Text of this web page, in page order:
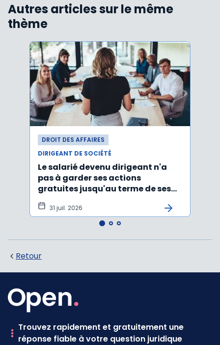
Autres articles sur le même
thème
DROIT DES AFFAIRES
DIRIGEANT DE SOCIÉTÉ
Le salarié devenu dirigeant n'a
pas à garder ses actions
gratuites jusqu'au terme de ses
fonctions
31 juil. 2026
Retour
Trouvez rapidement et gratuitement une
réponse fiable à votre question juridique